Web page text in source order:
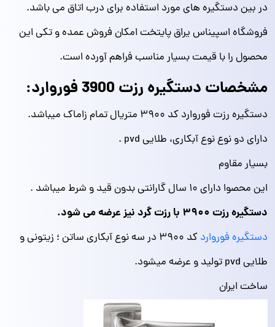
در بین دستگیره های مورد استفاده برای درب اتاق می باشد.
فروشگاه اسپیناس یراق پایتخت امکان فروش عمده و تکی این
محصول را با قیمت بسیار مناسب فراهم آورده است.
مشخصات دستگیره رزت 3900 فوروارد:
دستگیره رزت فوروارد کد ۳۹۰۰ متریال تمام زاماک میباشد.
دارای دو نوع نوع آبکاری، طلایی pvd .
بسیار مقاوم
این محصوا دارای ۱۰ سال گارانتی بدون قید و شرط میباشد .
دستگیره رزت ۳۹۰۰ با رزت گرد نیز عرضه می شود.
دستگیره فوروارد
کد ۳۹۰۰ در سه نوع آبکاری ساتن ؛ زیتونی و
طلایی pvd تولید و عرضه میشود.
ساخت ایران